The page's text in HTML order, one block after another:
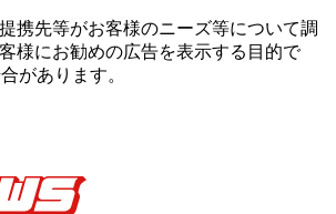
携先等がお客様のニーズ等について調
様にお勧めの広告を表⽰する⽬的で
があります。